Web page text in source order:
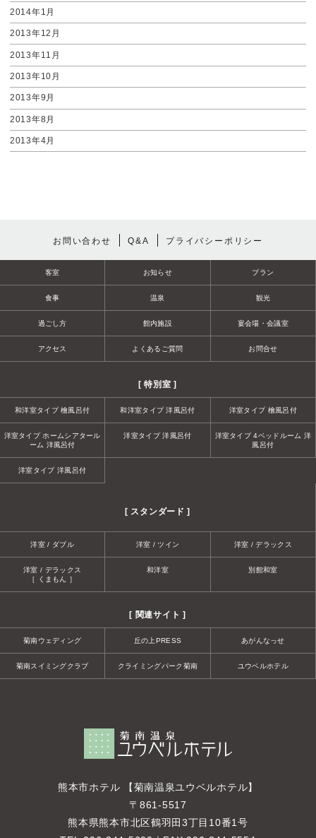
2014年1月
2013年12月
2013年11月
2013年10月
2013年9月
2013年8月
2013年4月
お問い合わせ Q&A プライバシーポリシー
熊本市ホテル 【菊南温泉ユウベルホテル】
〒861-5517
熊本県熊本市北区鶴羽田3丁目10番1号
客室 お知らせ プラン
食事 温泉 観光
過ごし方 館内施設 宴会場・会議室
アクセス よくあるご質問 お問合せ
[ 特別室 ]
和洋室タイプ 檜風呂付 和洋室タイプ 洋風呂付 洋室タイプ 檜風呂付
洋室タイプ ホームシアタール
ーム 洋風呂付
洋室タイプ 洋風呂付
洋室タイプ 4ベッドルーム 洋
風呂付
洋室タイプ 洋風呂付
[ スタンダード ]
洋室 / ダブル 洋室 / ツイン 洋室 / デラックス
洋室 / デラックス
［ くまもん ］
和洋室 別館和室
[ 関連サイト ]
菊南ウェディング 丘の上PRESS あがんなっせ
菊南スイミングクラブ クライミングパーク菊南 ユウベルホテル